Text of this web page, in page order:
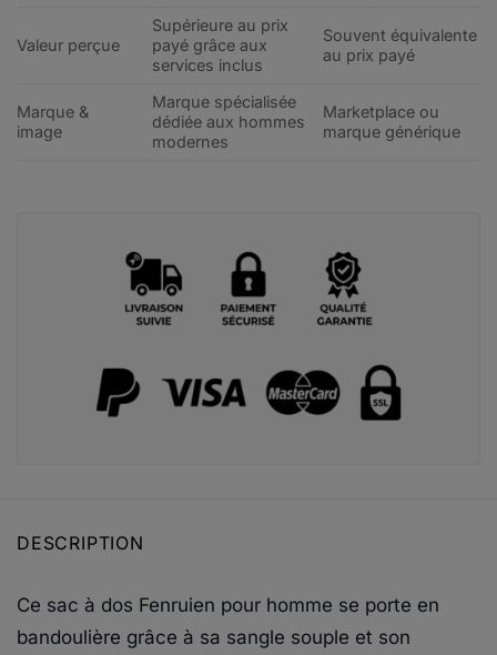
Valeur perçue
Supérieure au prix
payé grâce aux
services inclus
Souvent équivalente
au prix payé
Marque &
image
Marque spécialisée
dédiée aux hommes
modernes
Marketplace ou
marque générique
DESCRIPTION
Ce sac à dos Fenruien pour homme se porte en
bandoulière grâce à sa sangle souple et son